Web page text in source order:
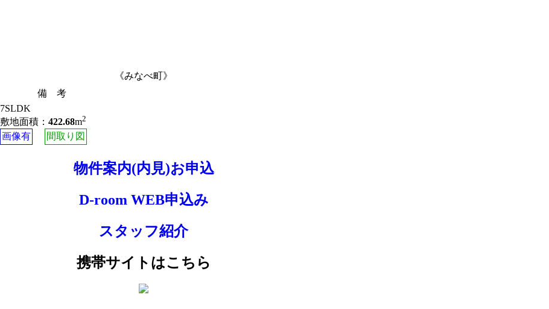
《みなべ町》
備 考
7SLDK
敷地面積： 422.68m2
画像有 間取り図
物件案内(内見)お申込
D-room WEB申込み
スタッフ紹介
携帯サイトはこちら